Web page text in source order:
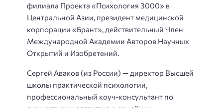
филиала Проекта «Психология 3000» в
Центральной Азии, президент медицинской
корпорации «Брант», действительный Член
Международной Академии Авторов Научных
Открытий и Изобретений.
Сергей Аваков (из России) — директор Высшей
школы практической психологии,
профессиональный коуч-консультант по